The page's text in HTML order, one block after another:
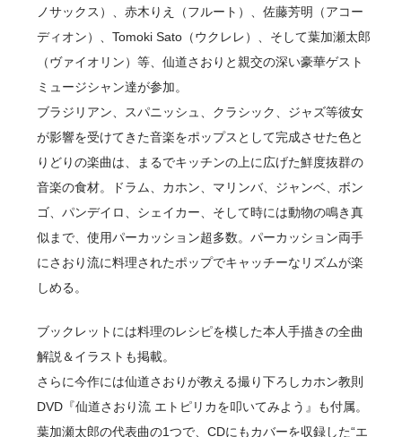
ノサックス）、赤木りえ（フルート）、佐藤芳明（アコー
ディオン）、Tomoki Sato（ウクレレ）、そして葉加瀬太郎
（ヴァイオリン）等、仙道さおりと親交の深い豪華ゲスト
ミュージシャン達が参加。
ブラジリアン、スパニッシュ、クラシック、ジャズ等彼女
が影響を受けてきた音楽をポップスとして完成させた色と
りどりの楽曲は、まるでキッチンの上に広げた鮮度抜群の
音楽の食材。ドラム、カホン、マリンバ、ジャンベ、ボン
ゴ、パンデイロ、シェイカー、そして時には動物の鳴き真
似まで、使用パーカッション超多数。パーカッション両手
にさおり流に料理されたポップでキャッチーなリズムが楽
しめる。
ブックレットには料理のレシピを模した本人手描きの全曲
解説＆イラストも掲載。
さらに今作には仙道さおりが教える撮り下ろしカホン教則
DVD『仙道さおり流 エトピリカを叩いてみよう』も付属。
葉加瀬太郎の代表曲の1つで、CDにもカバーを収録した“エ